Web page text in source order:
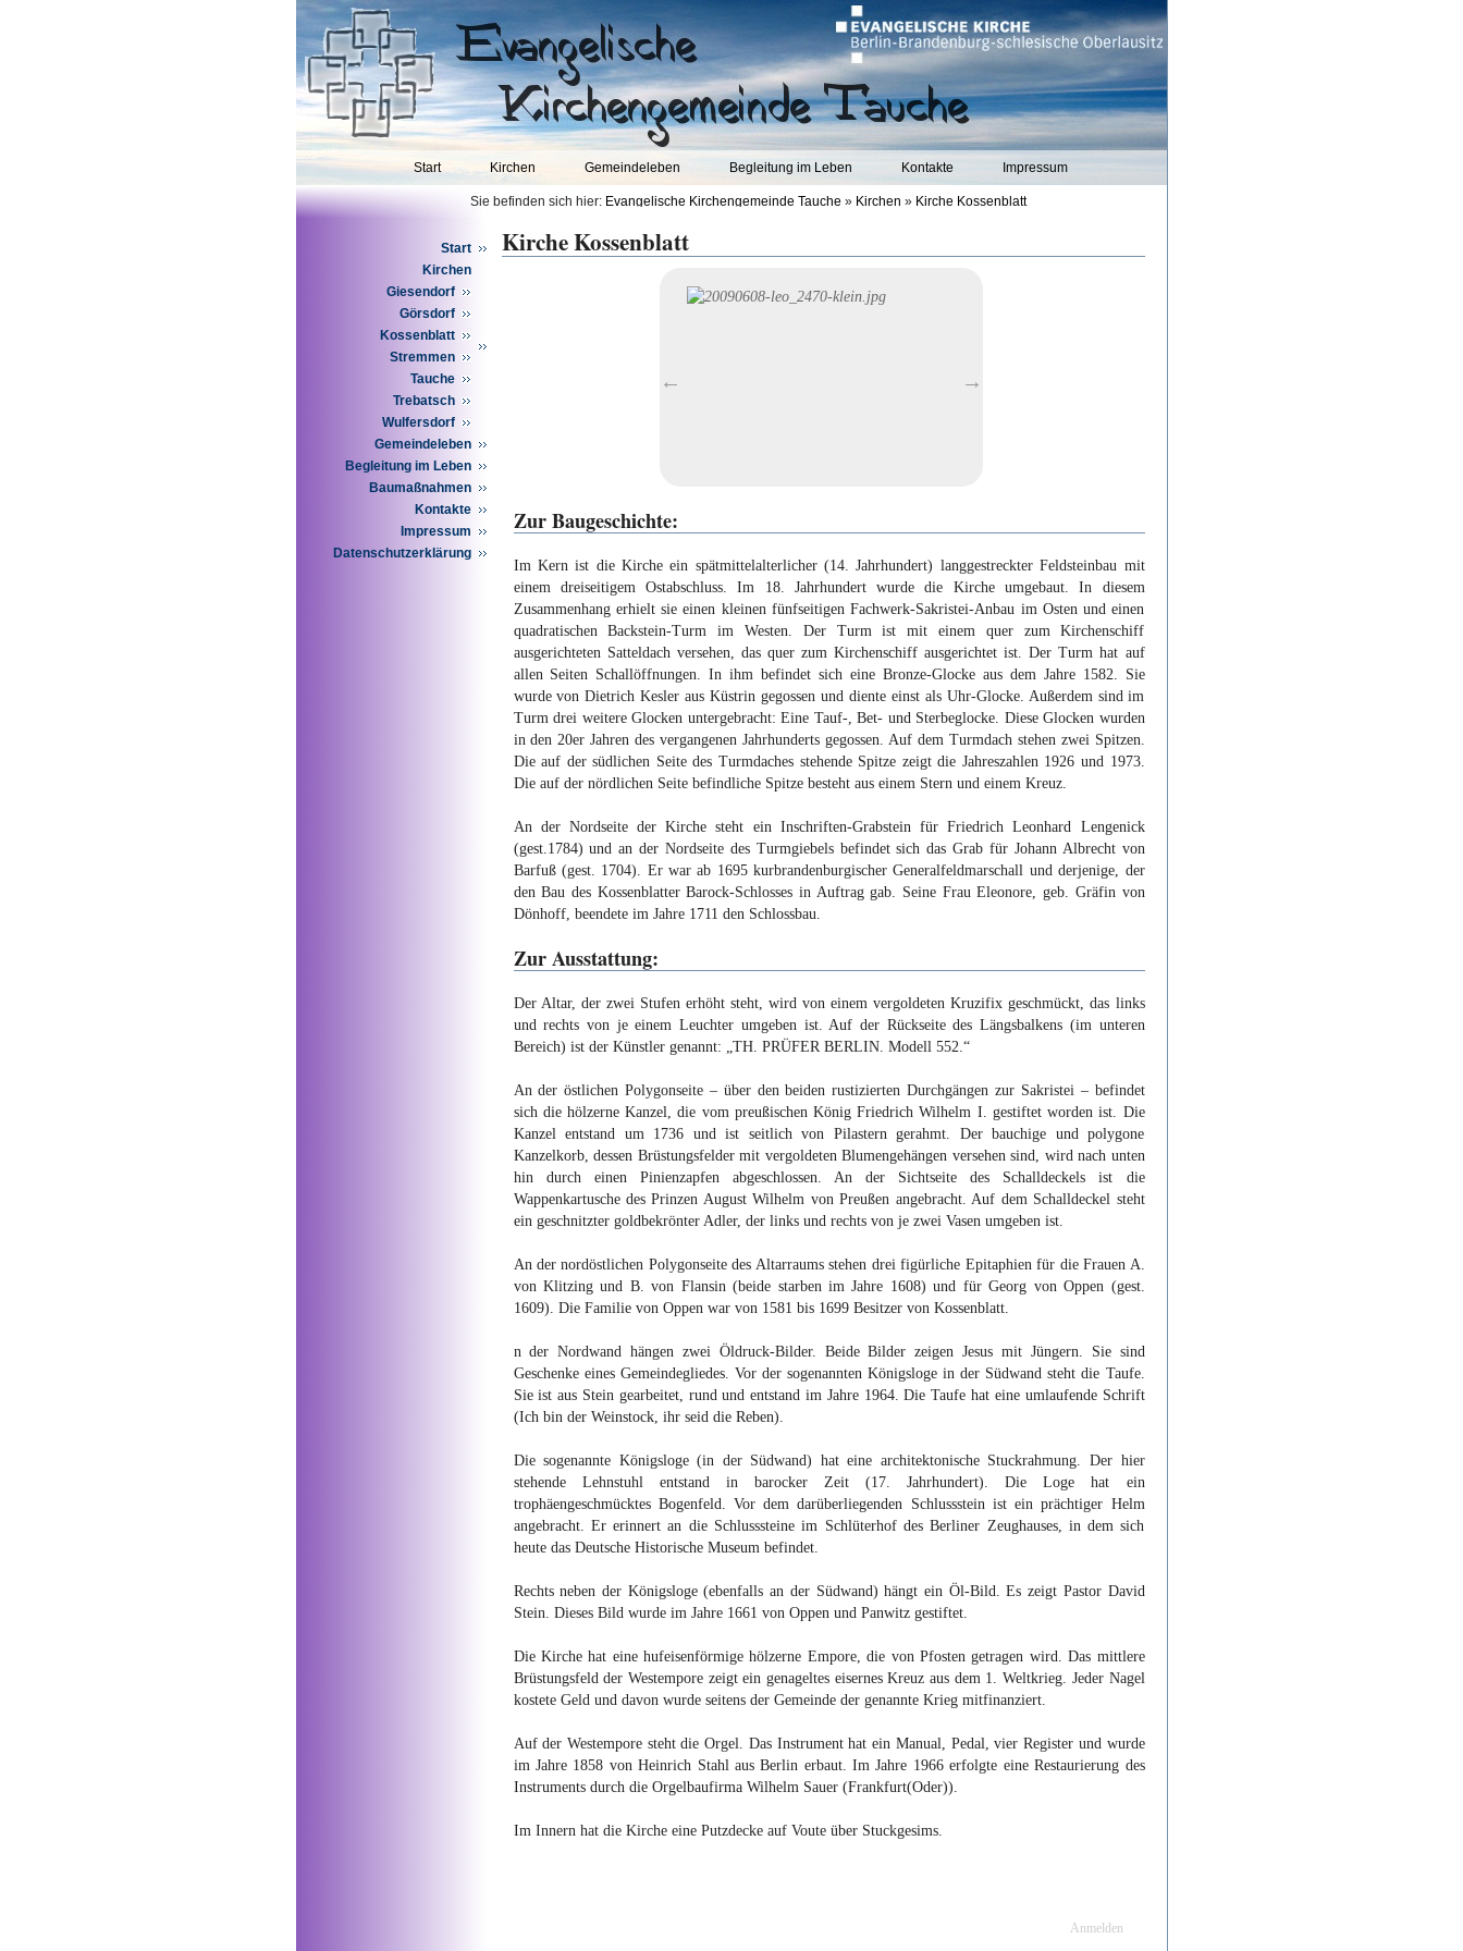
Start Kirchen Gemeindeleben Begleitung im Leben Kontakte Impressum
Sie befinden sich hier: Evangelische Kirchengemeinde Tauche » Kirchen » Kirche Kossenblatt
Start
Kirchen
Giesendorf
Görsdorf
Kossenblatt
Stremmen
Tauche
Trebatsch
Wulfersdorf
Gemeindeleben
Begleitung im Leben
Baumaßnahmen
Kontakte
Impressum
Datenschutzerklärung
Kirche Kossenblatt
Zur Baugeschichte:
Im Kern ist die Kirche ein spätmittelalterlicher (14. Jahrhundert) langgestreckter Feldsteinbau mit
einem dreiseitigem Ostabschluss. Im 18. Jahrhundert wurde die Kirche umgebaut. In diesem
Zusammenhang erhielt sie einen kleinen fünfseitigen Fachwerk-Sakristei-Anbau im Osten und einen
quadratischen Backstein-Turm im Westen. Der Turm ist mit einem quer zum Kirchenschiff
ausgerichteten Satteldach versehen, das quer zum Kirchenschiff ausgerichtet ist. Der Turm hat auf
allen Seiten Schallöffnungen. In ihm befindet sich eine Bronze-Glocke aus dem Jahre 1582. Sie
wurde von Dietrich Kesler aus Küstrin gegossen und diente einst als Uhr-Glocke. Außerdem sind im
Turm drei weitere Glocken untergebracht: Eine Tauf-, Bet- und Sterbeglocke. Diese Glocken wurden
in den 20er Jahren des vergangenen Jahrhunderts gegossen. Auf dem Turmdach stehen zwei Spitzen.
Die auf der südlichen Seite des Turmdaches stehende Spitze zeigt die Jahreszahlen 1926 und 1973.
Die auf der nördlichen Seite befindliche Spitze besteht aus einem Stern und einem Kreuz.
An der Nordseite der Kirche steht ein Inschriften-Grabstein für Friedrich Leonhard Lengenick
(gest.1784) und an der Nordseite des Turmgiebels befindet sich das Grab für Johann Albrecht von
Barfuß (gest. 1704). Er war ab 1695 kurbrandenburgischer Generalfeldmarschall und derjenige, der
den Bau des Kossenblatter Barock-Schlosses in Auftrag gab. Seine Frau Eleonore, geb. Gräfin von
Dönhoff, beendete im Jahre 1711 den Schlossbau.
Zur Ausstattung:
Der Altar, der zwei Stufen erhöht steht, wird von einem vergoldeten Kruzifix geschmückt, das links
und rechts von je einem Leuchter umgeben ist. Auf der Rückseite des Längsbalkens (im unteren
Bereich) ist der Künstler genannt: „TH. PRÜFER BERLIN. Modell 552.“
An der östlichen Polygonseite – über den beiden rustizierten Durchgängen zur Sakristei – befindet
sich die hölzerne Kanzel, die vom preußischen König Friedrich Wilhelm I. gestiftet worden ist. Die
Kanzel entstand um 1736 und ist seitlich von Pilastern gerahmt. Der bauchige und polygone
Kanzelkorb, dessen Brüstungsfelder mit vergoldeten Blumengehängen versehen sind, wird nach unten
hin durch einen Pinienzapfen abgeschlossen. An der Sichtseite des Schalldeckels ist die
Wappenkartusche des Prinzen August Wilhelm von Preußen angebracht. Auf dem Schalldeckel steht
ein geschnitzter goldbekrönter Adler, der links und rechts von je zwei Vasen umgeben ist.
An der nordöstlichen Polygonseite des Altarraums stehen drei figürliche Epitaphien für die Frauen A.
von Klitzing und B. von Flansin (beide starben im Jahre 1608) und für Georg von Oppen (gest.
1609). Die Familie von Oppen war von 1581 bis 1699 Besitzer von Kossenblatt.
n der Nordwand hängen zwei Öldruck-Bilder. Beide Bilder zeigen Jesus mit Jüngern. Sie sind
Geschenke eines Gemeindegliedes. Vor der sogenannten Königsloge in der Südwand steht die Taufe.
Sie ist aus Stein gearbeitet, rund und entstand im Jahre 1964. Die Taufe hat eine umlaufende Schrift
(Ich bin der Weinstock, ihr seid die Reben).
Die sogenannte Königsloge (in der Südwand) hat eine architektonische Stuckrahmung. Der hier
stehende Lehnstuhl entstand in barocker Zeit (17. Jahrhundert). Die Loge hat ein
trophäengeschmücktes Bogenfeld. Vor dem darüberliegenden Schlussstein ist ein prächtiger Helm
angebracht. Er erinnert an die Schlusssteine im Schlüterhof des Berliner Zeughauses, in dem sich
heute das Deutsche Historische Museum befindet.
Rechts neben der Königsloge (ebenfalls an der Südwand) hängt ein Öl-Bild. Es zeigt Pastor David
Stein. Dieses Bild wurde im Jahre 1661 von Oppen und Panwitz gestiftet.
Die Kirche hat eine hufeisenförmige hölzerne Empore, die von Pfosten getragen wird. Das mittlere
Brüstungsfeld der Westempore zeigt ein genageltes eisernes Kreuz aus dem 1. Weltkrieg. Jeder Nagel
kostete Geld und davon wurde seitens der Gemeinde der genannte Krieg mitfinanziert.
Auf der Westempore steht die Orgel. Das Instrument hat ein Manual, Pedal, vier Register und wurde
im Jahre 1858 von Heinrich Stahl aus Berlin erbaut. Im Jahre 1966 erfolgte eine Restaurierung des
Instruments durch die Orgelbaufirma Wilhelm Sauer (Frankfurt(Oder)).
Im Innern hat die Kirche eine Putzdecke auf Voute über Stuckgesims.
Anmelden